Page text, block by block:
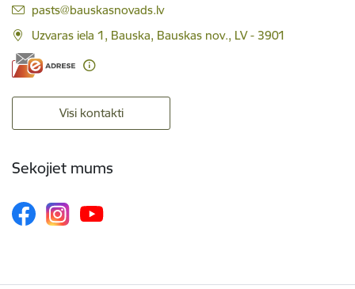
E-pasts:
pasts@bauskasnovads.lv
Uzvaras iela 1, Bauska, Bauskas nov., LV - 3901
Visi kontakti
Sekojiet mums